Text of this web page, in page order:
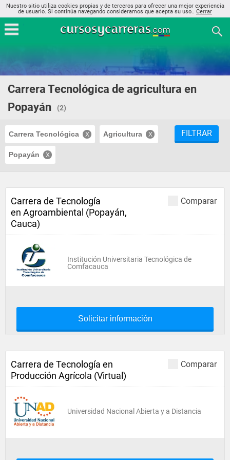
Nuestro sitio utiliza cookies propias y de terceros para ofrecer una mejor experiencia
de usuario. Si continúa navegando consideramos que acepta su uso.. Cerrar
Carrera Tecnológica de agricultura en
Popayán
(2)
Carrera Tecnológica Agricultura
Popayán
FILTRAR
Comparar
Carrera de Tecnología
en Agroambiental (Popayán,
Cauca)
Institución Universitaria Tecnológica de
Comfacauca
Solicitar información
Comparar
Carrera de Tecnología en
Producción Agrícola (Virtual)
Universidad Nacional Abierta y a Distancia